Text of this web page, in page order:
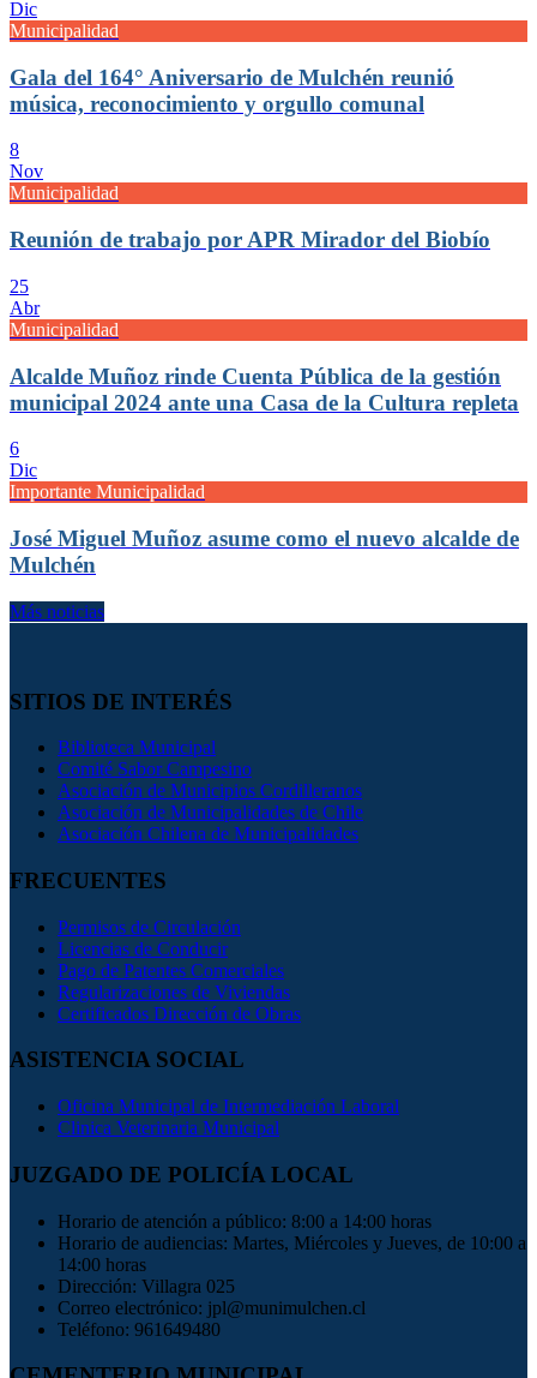
Dic
Municipalidad
Gala del 164° Aniversario de Mulchén reunió
música, reconocimiento y orgullo comunal
8
Nov
Municipalidad
Reunión de trabajo por APR Mirador del Biobío
25
Abr
Municipalidad
Alcalde Muñoz rinde Cuenta Pública de la gestión
municipal 2024 ante una Casa de la Cultura repleta
6
Dic
Importante Municipalidad
José Miguel Muñoz asume como el nuevo alcalde de
Mulchén
Más noticias
SITIOS DE INTERÉS
Biblioteca Municipal
Comité Sabor Campesino
Asociación de Municipios Cordilleranos
Asociación de Municipalidades de Chile
Asociación Chilena de Municipalidades
FRECUENTES
Permisos de Circulación
Licencias de Conducir
Pago de Patentes Comerciales
Regularizaciones de Viviendas
Certificados Dirección de Obras
ASISTENCIA SOCIAL
Oficina Municipal de Intermediación Laboral
Clinica Veterinaria Municipal
JUZGADO DE POLICÍA LOCAL
Horario de atención a público: 8:00 a 14:00 horas
Horario de audiencias: Martes, Miércoles y Jueves, de 10:00 a
14:00 horas
Dirección: Villagra 025
Correo electrónico: jpl@munimulchen.cl
Teléfono: 961649480